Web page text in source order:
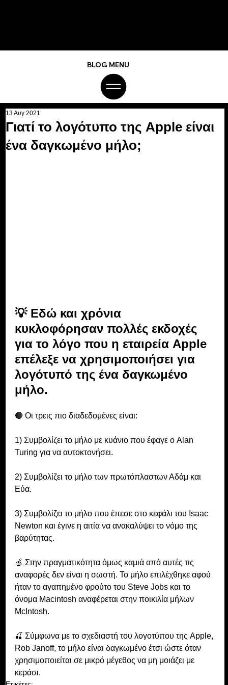
BLOG MENU
Γιατί το λογότυπο της Apple είναι
ένα δαγκωμένο μήλο;
13 Αυγ 2021
💡 Εδώ και χρόνια
κυκλοφόρησαν πολλές εκδοχές
για το λόγο που η εταιρεία Apple
επέλεξε να χρησιμοποιήσει για
λογότυπό της ένα δαγκωμένο
μήλο.
🔴 Οι τρεις πιο διαδεδομένες είναι:
1) Συμβολίζει το μήλο με κυάνιο που έφαγε ο Alan
Turing για να αυτοκτονήσει.
2) Συμβολίζει το μήλο των πρωτόπλαστων Αδάμ και
Εύα.
3) Συμβολίζει το μήλο που έπεσε στο κεφάλι του Isaac
Newton και έγινε η αιτία να ανακαλύψει το νόμο της
βαρύτητας.
🍎 Στην πραγματικότητα όμως καμιά από αυτές τις
αναφορές δεν είναι η σωστή. Το μήλο επιλέχθηκε αφού
ήταν το αγαπημένο φρούτο του Steve Jobs και το
όνομα Macintosh αναφέρεται στην ποικιλία μήλων
McIntosh.
🍒 Σύμφωνα με το σχεδιαστή του λογοτύπου της Apple,
Rob Janoff, το μήλο είναι δαγκωμένο έτσι ώστε όταν
χρησιμοποιείται σε μικρό μέγεθος να μη μοιάζει με
κεράσι.